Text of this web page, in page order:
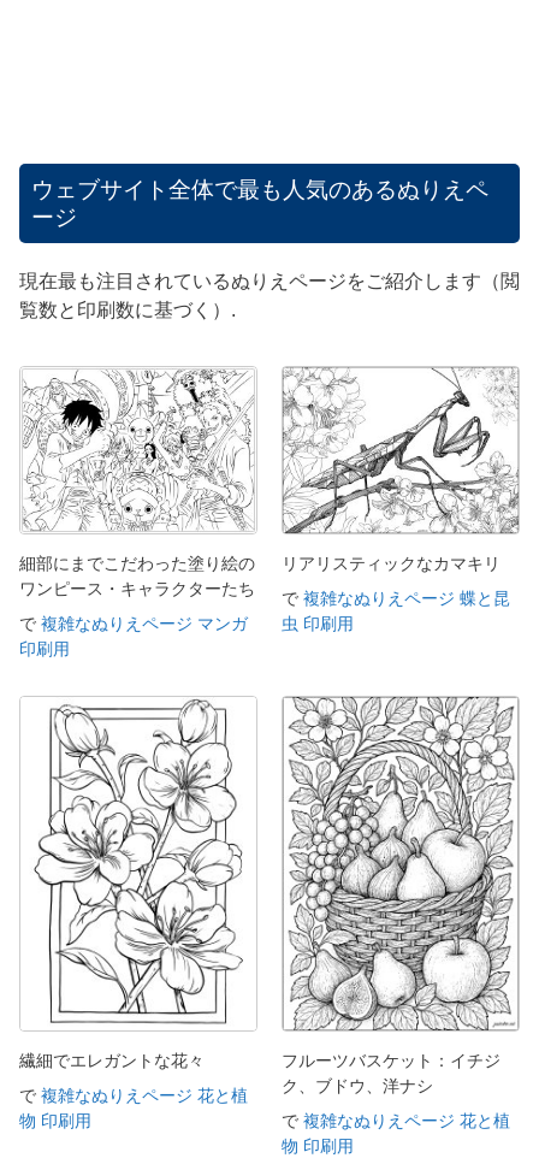
ウェブサイト全体で最も人気のあるぬりえペ
ージ
現在最も注目されているぬりえページをご紹介します（閲
覧数と印刷数に基づく）.
細部にまでこだわった塗り絵の
ワンピース・キャラクターたち
で 複雑なぬりえページ マンガ
印刷用
リアリスティックなカマキリ
で 複雑なぬりえページ 蝶と昆
虫 印刷用
繊細でエレガントな花々
で 複雑なぬりえページ 花と植
物 印刷用
フルーツバスケット：イチジ
ク、ブドウ、洋ナシ
で 複雑なぬりえページ 花と植
物 印刷用